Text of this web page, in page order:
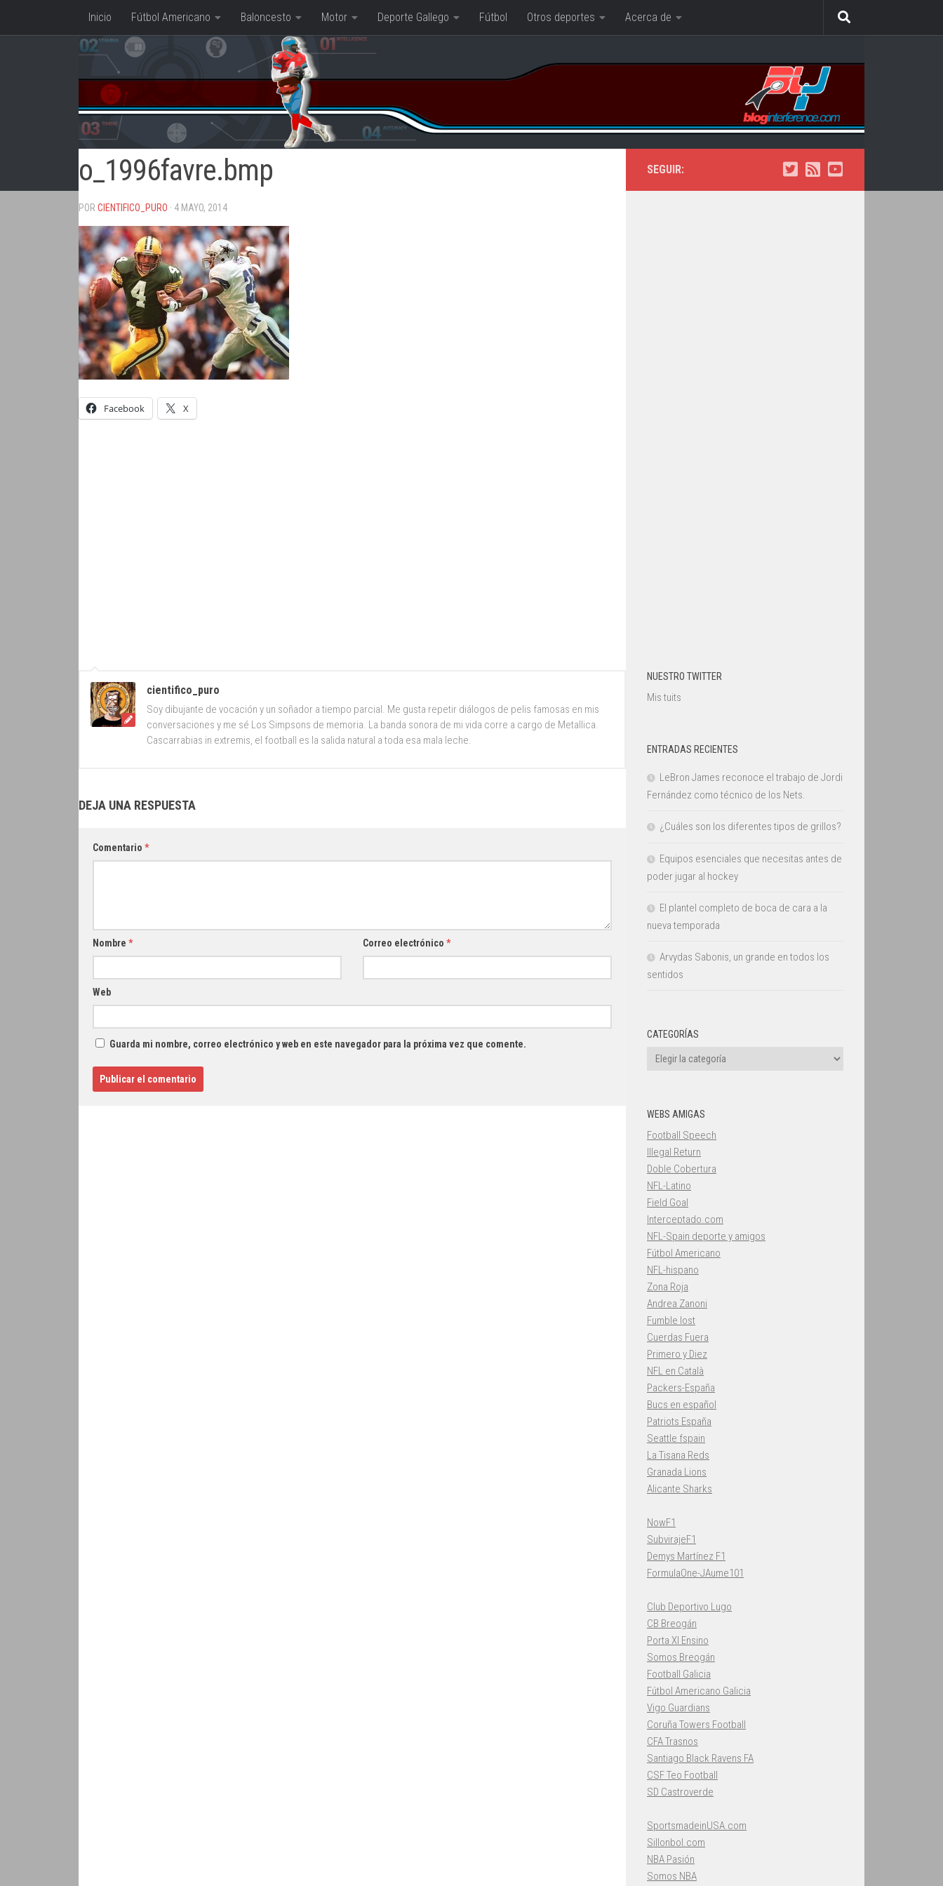
Saltar al contenido
Inicio Fútbol Americano Baloncesto Motor Deporte Gallego Fútbol Otros deportes Acerca de
o_1996favre.bmp
POR CIENTIFICO_PURO · 4 MAYO, 2014
Facebook X
cientifico_puro
Soy dibujante de vocación y un soñador a tiempo parcial. Me gusta repetir diálogos de pelis famosas en mis
conversaciones y me sé Los Simpsons de memoria. La banda sonora de mi vida corre a cargo de Metallica.
Cascarrabias in extremis, el football es la salida natural a toda esa mala leche.
DEJA UNA RESPUESTA
Comentario *
Nombre * Correo electrónico *
Web
Guarda mi nombre, correo electrónico y web en este navegador para la próxima vez que comente.
SEGUIR:
NUESTRO TWITTER
Mis tuits
ENTRADAS RECIENTES
LeBron James reconoce el trabajo de Jordi
Fernández como técnico de los Nets.
¿Cuáles son los diferentes tipos de grillos?
Equipos esenciales que necesitas antes de
poder jugar al hockey
El plantel completo de boca de cara a la
nueva temporada
Arvydas Sabonis, un grande en todos los
sentidos
CATEGORÍAS
Categorías
WEBS AMIGAS
Football Speech
Illegal Return
Doble Cobertura
NFL-Latino
Field Goal
Interceptado.com
NFL-Spain deporte y amigos
Fútbol Americano
NFL-hispano
Zona Roja
Andrea Zanoni
Fumble lost
Cuerdas Fuera
Primero y Diez
NFL en Català
Packers-España
Bucs en español
Patriots España
Seattle fspain
La Tisana Reds
Granada Lions
Alicante Sharks
NowF1
SubvirajeF1
Demys Martínez F1
FormulaOne-JAume101
Club Deportivo Lugo
CB Breogán
Porta XI Ensino
Somos Breogán
Football Galicia
Fútbol Americano Galicia
Vigo Guardians
Coruña Towers Football
CFA Trasnos
Santiago Black Ravens FA
CSF Teo Football
SD Castroverde
SportsmadeinUSA.com
Sillonbol.com
NBA Pasión
Somos NBA